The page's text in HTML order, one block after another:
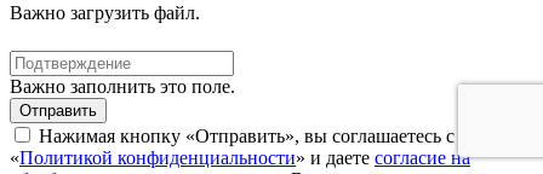
Важно загрузить файл.
Важно заполнить это поле.
Отправить
Нажимая кнопку «Отправить», вы соглашаетесь с нашей
«Политикой конфиденциальности» и даете согласие на